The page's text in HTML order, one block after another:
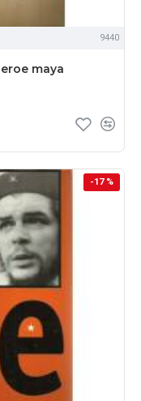
9440
maya
-17 %